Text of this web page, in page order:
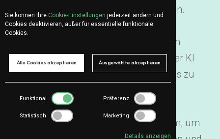
um konkrete Ergebnisse zu erzielen.
Team schulen: Aufbau interner
Kompetenzen, die es deinem Team
ermöglichen, das volle Potenzial der KI
und der verfügbaren digitalen Tools zu
nutzen.
Geschäftsprozesse verbessern
Zusammenarbeit mit deinem Team, um
Sie können Ihre Cookie-Einstellungen jederzeit ändern und
Cookies deaktivieren, außer für essentielle funktionale
Cookies.
Alle Cookies akzeptieren Ausgewählte akzeptieren
Funktional Präferenz
Statistisch Marketing
Details anzeigen